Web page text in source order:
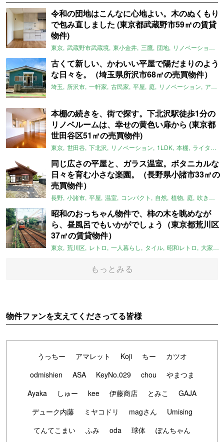
令和の団地はこんなに心地よい。木のぬくもり
で包み直しました (東京都武蔵野市59㎡の賃貸
物件)
東京 武蔵野市武蔵境 東小金井 三鷹 団地 リノベーション
古くて新しい、かわいい平屋で陽だまりのよう
な日々を。（埼玉県所沢市68㎡の売買物件）
埼玉 所沢市 一軒家 古民家 平屋 庭 リノベーション アメリカンハウス
本棚の続きを、街で探す。下北沢駅徒歩1分の
リノベルームは、幸せの黄色い扉から (東京都
世田谷区51㎡の売買物件)
東京 世田谷 下北沢 リノベーション 1LDK 本棚 ライター：ほしりょうこ
同じ広さの平屋と、ガラス温室。ボタニカルな
日々を育む小さな楽園。（長野県小諸市33㎡の
売買物件）
長野 小諸市 平屋 温室 コンパクト 自然 植物 庭 吹き抜け
昭和のおっちゃん物件で、柿の木を眺めなが
ら、昼風呂でもいかがでしょう（東京都荒川区
37㎡の賃貸物件）
東京 荒川区 レトロ 一人暮らし タイル 昭和レトロ 大家女子
もっとみる
物件ファンを支えてくださってる皆様
うっちー アマレット Koji ちー
カツオ
odmishien
ASA KeyNo.029 chou
やまつま
Ayaka
しゅー kee 伊藤商店 とみこ
GAJA
デューク内藤
ミヤコドリ magさん
Umising
てんてこまい
ふみ oda 球体
ぽんちゃん